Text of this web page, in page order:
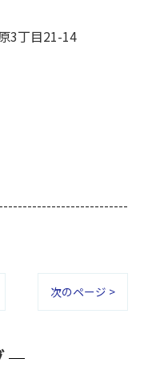
3丁目21-14
次のページ >